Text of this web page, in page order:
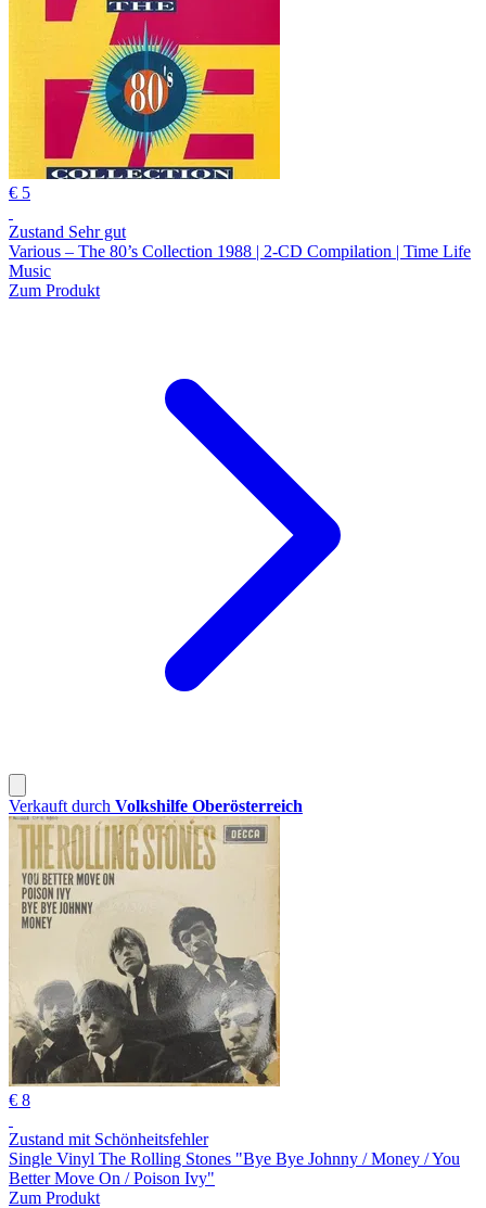
€ 5
Zustand Sehr gut
Various – The 80’s Collection 1988 | 2-CD Compilation | Time Life
Music
Zum Produkt
Verkauft durch Volkshilfe Oberösterreich
€ 8
Zustand mit Schönheitsfehler
Single Vinyl The Rolling Stones "Bye Bye Johnny / Money / You
Better Move On / Poison Ivy"
Zum Produkt